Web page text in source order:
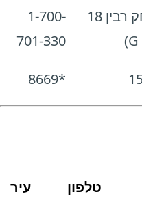
שד' יצחק רבין 18
1-700-
701-330
*8669
טלפון
עיר